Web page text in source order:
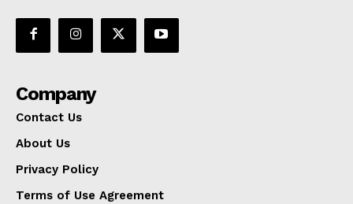
Company
Contact Us
About Us
Privacy Policy
Terms of Use Agreement